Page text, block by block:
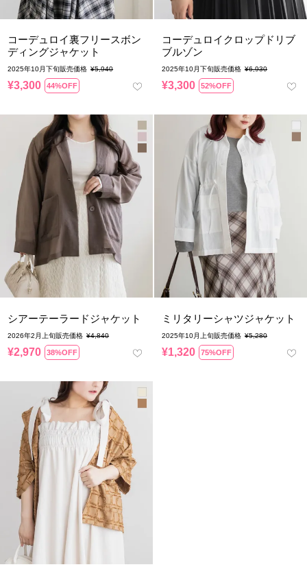
コーデュロイ裏フリースボン
ディングジャケット
2025年10月下旬販売価格 ¥5,940
¥3,300 44%OFF
コーデュロイクロップドリブ
ブルゾン
2025年10月下旬販売価格 ¥6,930
¥3,300 52%OFF
シアーテーラードジャケット
2026年2月上旬販売価格 ¥4,840
¥2,970 38%OFF
ミリタリーシャツジャケット
2025年10月上旬販売価格 ¥5,280
¥1,320 75%OFF